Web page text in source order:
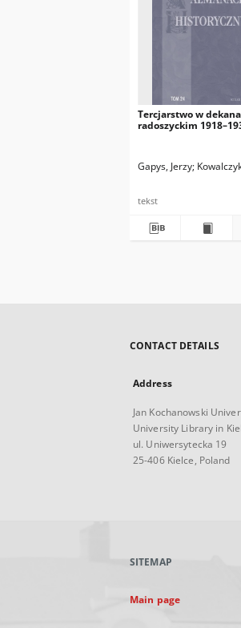
Tercjarstwo w
radoszyckim
Gapys, Jerzy
tekst
CONTACT DETAILS
Address
Jan Kochanowski
University Library in
ul. Uniwersytecka 19
25-406 Kielce, Poland
SITEMAP
Main page